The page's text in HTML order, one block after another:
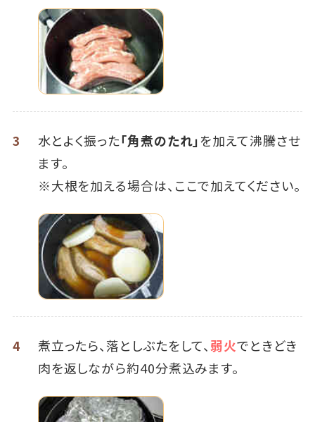
3 水とよく振った「角煮のたれ」を加えて沸騰させ
ます。
※大根を加える場合は、ここで加えてください。
4 煮立ったら、落としぶたをして、弱火でときどき
肉を返しながら約40分煮込みます。